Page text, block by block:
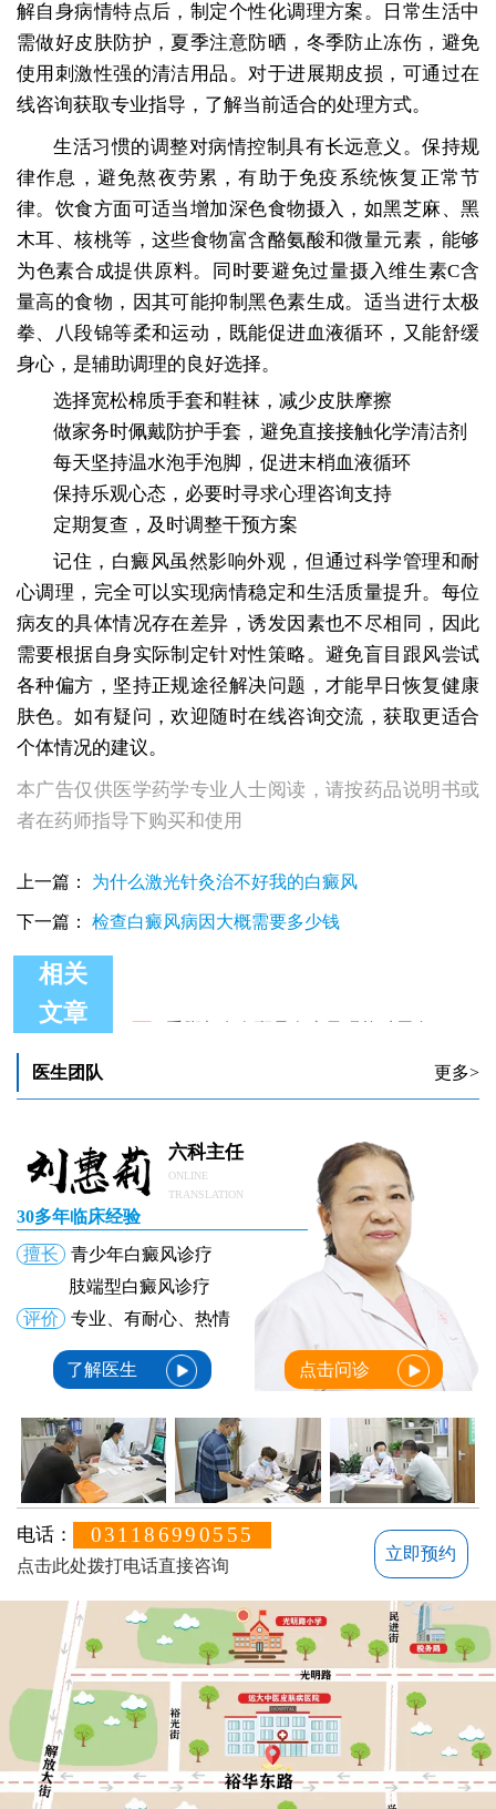
解自身病情特点后，制定个性化调理方案。日常生活中
需做好皮肤防护，夏季注意防晒，冬季防止冻伤，避免
使用刺激性强的清洁用品。对于进展期皮损，可通过在
线咨询获取专业指导，了解当前适合的处理方式。
生活习惯的调整对病情控制具有长远意义。保持规
律作息，避免熬夜劳累，有助于免疫系统恢复正常节
律。饮食方面可适当增加深色食物摄入，如黑芝麻、黑
木耳、核桃等，这些食物富含酪氨酸和微量元素，能够
为色素合成提供原料。同时要避免过量摄入维生素C含
量高的食物，因其可能抑制黑色素生成。适当进行太极
拳、八段锦等柔和运动，既能促进血液循环，又能舒缓
身心，是辅助调理的良好选择。
选择宽松棉质手套和鞋袜，减少皮肤摩擦
做家务时佩戴防护手套，避免直接接触化学清洁剂
每天坚持温水泡手泡脚，促进末梢血液循环
保持乐观心态，必要时寻求心理咨询支持
定期复查，及时调整干预方案
记住，白癜风虽然影响外观，但通过科学管理和耐
心调理，完全可以实现病情稳定和生活质量提升。每位
病友的具体情况存在差异，诱发因素也不尽相同，因此
需要根据自身实际制定针对性策略。避免盲目跟风尝试
各种偏方，坚持正规途径解决问题，才能早日恢复健康
肤色。如有疑问，欢迎随时在线咨询交流，获取更适合
个体情况的建议。
本广告仅供医学药学专业人士阅读，请按药品说明书或
者在药师指导下购买和使用
上一篇： 为什么激光针灸治不好我的白癜风
下一篇： 检查白癜风病因大概需要多少钱
相关
文章
医生团队 更多>
六科主任
ONLINE
TRANSLATION
30多年临床经验
擅长
青少年白癜风诊疗
肢端型白癜风诊疗
评价
专业、有耐心、热情
了解医生 点击问诊
电话： 031186990555
点击此处拨打电话直接咨询
立即预约